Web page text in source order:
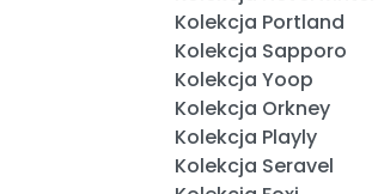
Kolekcja Portland
Kolekcja Sapporo
Kolekcja Yoop
Kolekcja Orkney
Kolekcja Playly
Kolekcja Seravel